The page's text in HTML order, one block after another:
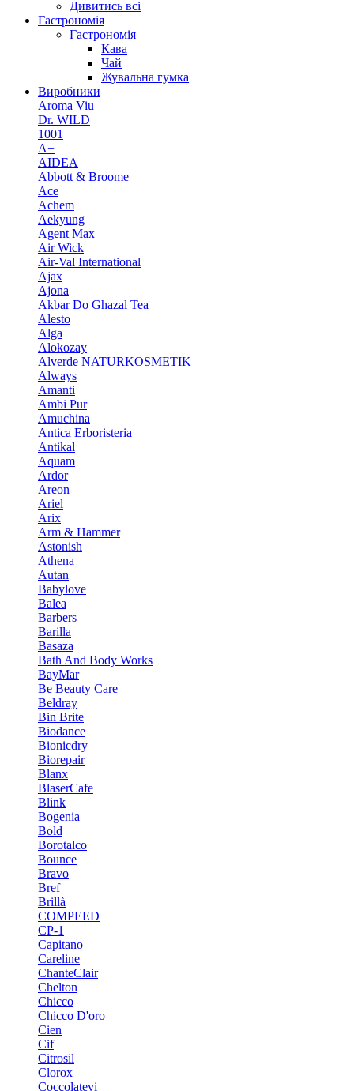
Дивитись всі
Гастрономія
Гастрономія
Кава
Чай
Жувальна гумка
Виробники
Aroma Viu
Dr. WILD
1001
A+
AIDEA
Abbott & Broome
Ace
Achem
Aekyung
Agent Max
Air Wick
Air-Val International
Ajax
Ajona
Akbar Do Ghazal Tea
Alesto
Alga
Alokozay
Alverde NATURKOSMETIK
Always
Amanti
Ambi Pur
Amuchina
Antica Erboristeria
Antikal
Aquam
Ardor
Areon
Ariel
Arix
Arm & Hammer
Astonish
Athena
Autan
Babylove
Balea
Barbers
Barilla
Basaza
Bath And Body Works
BayMar
Be Beauty Care
Beldray
Bin Brite
Biodance
Bionicdry
Biorepair
Blanx
BlaserCafe
Blink
Bogenia
Bold
Borotalco
Bounce
Bravo
Bref
Brillà
COMPEED
CP-1
Capitano
Careline
ChanteСlair
Chelton
Chicco
Chicco D'oro
Cien
Cif
Citrosil
Clorox
Coccolatevi